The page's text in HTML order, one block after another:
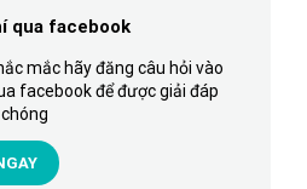
qua facebook
mắc hãy đăng câu hỏi vào
facebook để được giải đáp